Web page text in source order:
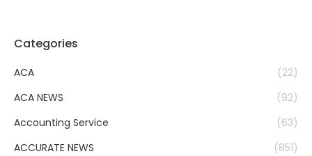
Categories
ACA
(22)
ACA NEWS
(92)
Accounting Service
(63)
ACCURATE NEWS
(851)